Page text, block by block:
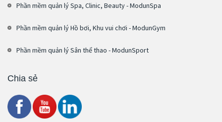
Phần mềm quản lý Spa, Clinic, Beauty - ModunSpa
Phần mềm quản lý Hồ bơi, Khu vui chơi - ModunGym
Phần mềm quản lý Sân thể thao - ModunSport
Chia sẻ